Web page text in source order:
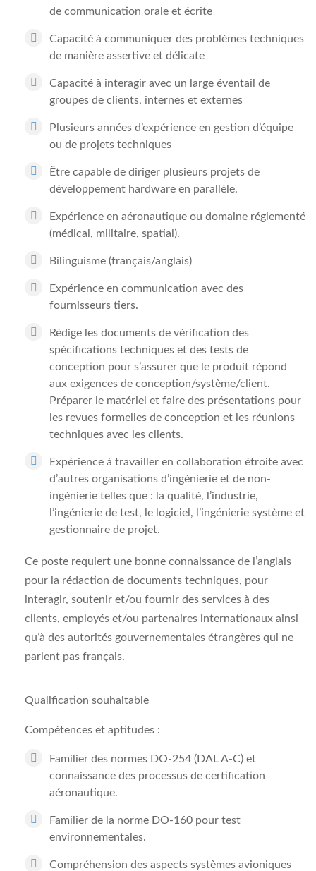
de communication orale et écrite
Capacité à communiquer des problèmes techniques
de manière assertive et délicate
Capacité à interagir avec un large éventail de
groupes de clients, internes et externes
Plusieurs années d’expérience en gestion d’équipe
ou de projets techniques
Être capable de diriger plusieurs projets de
développement hardware en parallèle.
Expérience en aéronautique ou domaine réglementé
(médical, militaire, spatial).
Bilinguisme (français/anglais)
Expérience en communication avec des
fournisseurs tiers.
Rédige les documents de vérification des
spécifications techniques et des tests de
conception pour s’assurer que le produit répond
aux exigences de conception/système/client.
Préparer le matériel et faire des présentations pour
les revues formelles de conception et les réunions
techniques avec les clients.
Expérience à travailler en collaboration étroite avec
d’autres organisations d’ingénierie et de non-
ingénierie telles que : la qualité, l’industrie,
l’ingénierie de test, le logiciel, l’ingénierie système et
gestionnaire de projet.
Ce poste requiert une bonne connaissance de l’anglais
pour la rédaction de documents techniques, pour
interagir, soutenir et/ou fournir des services à des
clients, employés et/ou partenaires internationaux ainsi
qu’à des autorités gouvernementales étrangères qui ne
parlent pas français.
Qualification souhaitable
Compétences et aptitudes :
Familier des normes DO-254 (DAL A-C) et
connaissance des processus de certification
aéronautique.
Familier de la norme DO-160 pour test
environnementales.
Compréhension des aspects systèmes avioniques